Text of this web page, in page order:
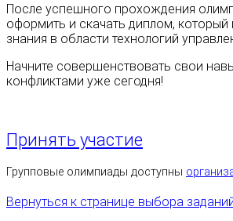
После успешного прохождения
оформить и скачать диплом, который
знания в области технологий
Начните совершенствовать свои
конфликтами уже сегодня!
Принять участие
Групповые олимпиады доступны
Вернуться к странице выбора